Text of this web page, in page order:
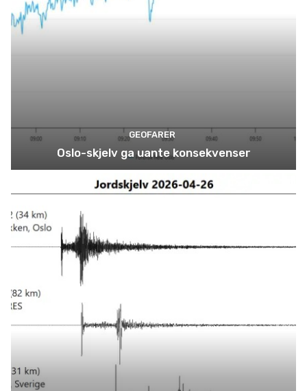
GEOFARER
Oslo-skjelv ga uante konsekvenser